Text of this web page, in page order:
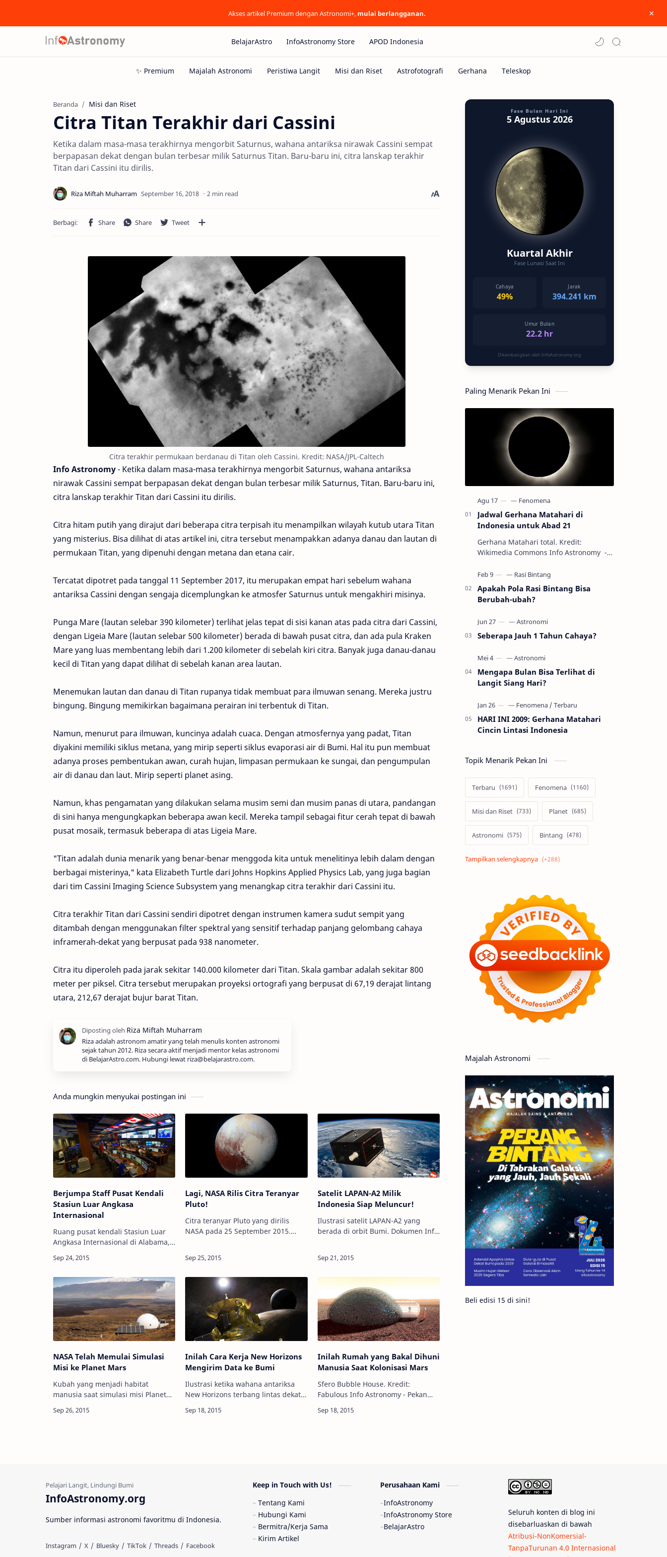
Akses artikel Premium dengan Astronomi+, mulai berlangganan.
BelajarAstro InfoAstronomy Store APOD Indonesia
Beranda Misi dan Riset
Citra Titan Terakhir dari Cassini
Ketika dalam masa-masa terakhirnya mengorbit Saturnus, wahana antariksa nirawak Cassini sempat
berpapasan dekat dengan bulan terbesar milik Saturnus Titan. Baru-baru ini, citra lanskap terakhir
Titan dari Cassini itu dirilis.
2 min read
Citra terakhir permukaan berdanau di Titan oleh Cassini. Kredit: NASA/JPL-Caltech
Info Astronomy- Ketika dalam masa-masa terakhirnya mengorbit Saturnus, wahana antariksa
nirawak Cassini sempat berpapasan dekat dengan bulan terbesar milik Saturnus, Titan. Baru-baru ini,
citra lanskap terakhir Titan dari Cassini itu dirilis.
Citra hitam putih yang dirajut dari beberapa citra terpisah itu menampilkan wilayah kutub utara Titan
yang misterius. Bisa dilihat di atas artikel ini, citra tersebut menampakkan adanya danau dan lautan di
permukaan Titan, yang dipenuhi dengan metana dan etana cair.
Tercatat dipotret pada tanggal 11 September 2017, itu merupakan empat hari sebelum wahana
antariksa Cassini dengan sengaja dicemplungkan ke atmosfer Saturnus untuk mengakhiri misinya.
Punga Mare (lautan selebar 390 kilometer) terlihat jelas tepat di sisi kanan atas pada citra dari Cassini,
dengan Ligeia Mare (lautan selebar 500 kilometer) berada di bawah pusat citra, dan ada pula Kraken
Mare yang luas membentang lebih dari 1.200 kilometer di sebelah kiri citra. Banyak juga danau-danau
kecil di Titan yang dapat dilihat di sebelah kanan area lautan.
Menemukan lautan dan danau di Titan rupanya tidak membuat para ilmuwan senang. Mereka justru
bingung. Bingung memikirkan bagaimana perairan ini terbentuk di Titan.
Namun, menurut para ilmuwan, kuncinya adalah cuaca. Dengan atmosfernya yang padat, Titan
diyakini memiliki siklus metana, yang mirip seperti siklus evaporasi air di Bumi. Hal itu pun membuat
adanya proses pembentukan awan, curah hujan, limpasan permukaan ke sungai, dan pengumpulan
air di danau dan laut. Mirip seperti planet asing.
Namun, khas pengamatan yang dilakukan selama musim semi dan musim panas di utara, pandangan
di sini hanya mengungkapkan beberapa awan kecil. Mereka tampil sebagai fitur cerah tepat di bawah
pusat mosaik, termasuk beberapa di atas Ligeia Mare.
"Titan adalah dunia menarik yang benar-benar menggoda kita untuk menelitinya lebih dalam dengan
berbagai misterinya," kata Elizabeth Turtle dari Johns Hopkins Applied Physics Lab, yang juga bagian
dari tim Cassini Imaging Science Subsystem yang menangkap citra terakhir dari Cassini itu.
Citra terakhir Titan dari Cassini sendiri dipotret dengan instrumen kamera sudut sempit yang
ditambah dengan menggunakan filter spektral yang sensitif terhadap panjang gelombang cahaya
inframerah-dekat yang berpusat pada 938 nanometer.
Citra itu diperoleh pada jarak sekitar 140.000 kilometer dari Titan. Skala gambar adalah sekitar 800
meter per piksel. Citra tersebut merupakan proyeksi ortografi yang berpusat di 67,19 derajat lintang
utara, 212,67 derajat bujur barat Titan.
Riza adalah astronom amatir yang telah menulis konten astronomi
sejak tahun 2012. Riza secara aktif menjadi mentor kelas astronomi
di BelajarAstro.com. Hubungi lewat riza@belajarastro.com.
Anda mungkin menyukai postingan ini
Berjumpa Staff Pusat Kendali
Stasiun Luar Angkasa
Internasional
Ruang pusat kendali Stasiun Luar
Angkasa Internasional di Alabama,
sebuah ruang gelap, jauh di dalam
Lagi, NASA Rilis Citra Teranyar
Pluto!
Citra teranyar Pluto yang dirilis
NASA pada 25 September 2015.
per 25 September 2015, citra
Satelit LAPAN-A2 Milik
Indonesia Siap Meluncur!
Ilustrasi satelit LAPAN-A2 yang
berada di orbit Bumi. Dokumen Info
dipastikan pada 28 September 2015.
NASA Telah Memulai Simulasi
Misi ke Planet Mars
Kubah yang menjadi habitat
manusia saat simulasi misi Planet
Kredit: AFP Info Astronomy -
Inilah Cara Kerja New Horizons
Mengirim Data ke Bumi
Ilustrasi ketika wahana antariksa
New Horizons terbang lintas dekat
Astronomy - Wahana antariksa New
Inilah Rumah yang Bakal Dihuni
Manusia Saat Kolonisasi Mars
Sfero Bubble House. Kredit:
Fabulous Info Astronomy - Pekan
besar finalis untuk kompetisi
Fase Bulan Hari Ini
5 Agustus 2026
Kuartal Akhir
Fase Lunasi Saat Ini
Cahaya
49%
Jarak
394.241 km
Umur Bulan
22.2 hr
Dikembangkan oleh InfoAstronomy.org
Paling Menarik Pekan Ini
Jadwal Gerhana Matahari di
Indonesia untuk Abad 21
Gerhana Matahari total. Kredit:
Wikimedia Commons Info Astronomy -
gerhana Matahari akan terjadi sebanyak
22…
Apakah Pola Rasi Bintang Bisa
Berubah-ubah?
Seberapa Jauh 1 Tahun Cahaya?
Mengapa Bulan Bisa Terlihat di
Langit Siang Hari?
HARI INI 2009: Gerhana Matahari
Cincin Lintasi Indonesia
Topik Menarik Pekan Ini
Terbaru Fenomena
Misi dan Riset Planet
Astronomi Bintang
Alam semesta Galaksi
Tata Surya
Hype Astronot
Asteroid Observasi
Premium Komet
Penelitian
Satelit
Aurora Supernova
Nebula Sponsored
Matahari Mars
Planet Katai Featured
GMT 2016 History
Hoax Bima Sakti
Meteor Gerhana
Komet ISON Jupiter
Planet Kerdil Bumi
Pengetahuan Berita
Menarik Dibaca Venus
Gambar Harian Titan
Bintang Neutron Hubble
Majalah Astronomi
Beli edisi 15 di sini!
InfoAstronomy.org
Sumber informasi astronomi favoritmu di Indonesia.
Keep in Touch with Us!
Tentang Kami
Hubungi Kami
Bermitra/Kerja Sama
Kirim Artikel
Perusahaan Kami
InfoAstronomy
InfoAstronomy Store
BelajarAstro
Seluruh konten di blog ini
disebarluaskan di bawah
Atribusi-NonKomersial-
TanpaTurunan 4.0 Internasional